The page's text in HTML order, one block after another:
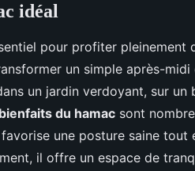
idéal
pour profiter pleinement
un simple après-
un jardin verdoyant, sur un
bienfaits du hamac sont
une posture saine tout
il offre un espace de